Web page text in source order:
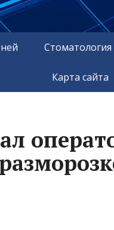
Стоматология
Карта сайта